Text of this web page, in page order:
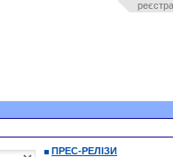
ПРЕС-РЕЛІЗИ